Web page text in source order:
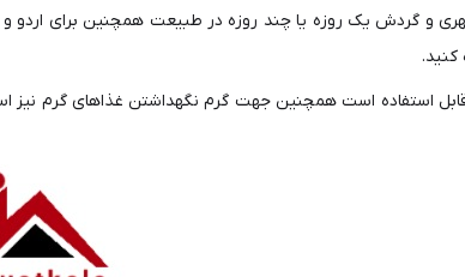
و گردش یک روزه یا چند روزه در طبیعت همچنین برای اردو و
کنید.
استفاده است همچنین جهت گرم نگهداشتن غذاهای گرم نیز